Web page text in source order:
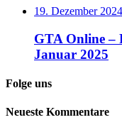
19. Dezember 2024
GTA Online –
Januar 2025
Folge uns
Neueste Kommentare